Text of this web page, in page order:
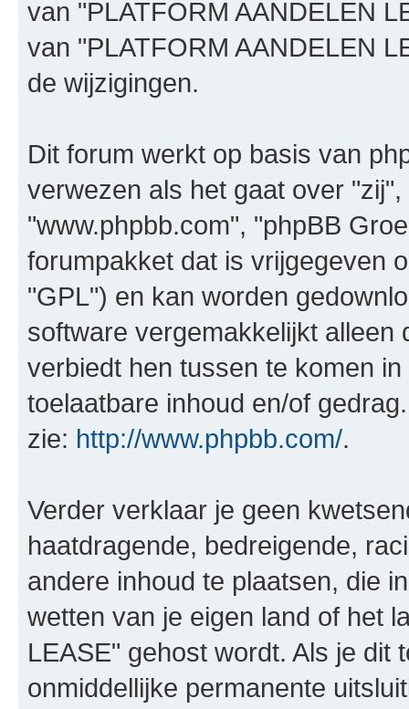
van "PLATFORM AANDELEN
van "PLATFORM AANDELEN
de wijzigingen.
Dit forum werkt op basis van
verwezen als het gaat over
"www.phpbb.com", "phpBB
forumpakket dat is vrijgegeven
"GPL") en kan worden
software vergemakkelijkt alleen
verbiedt hen tussen te komen
toelaatbare inhoud en/of
zie: http://www.phpbb.com/.
Verder verklaar je geen
haatdragende, bedreigende,
andere inhoud te plaatsen, die
wetten van je eigen land of het
LEASE" gehost wordt. Als je dit
onmiddellijke permanente